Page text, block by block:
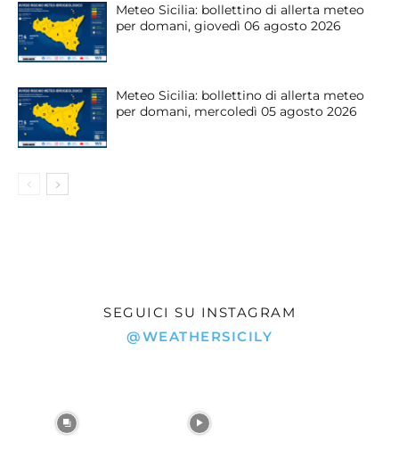
Meteo Sicilia: bollettino di allerta meteo
per domani, giovedì 06 agosto 2026
Meteo Sicilia: bollettino di allerta meteo
per domani, mercoledì 05 agosto 2026
SEGUICI SU INSTAGRAM
@WEATHERSICILY